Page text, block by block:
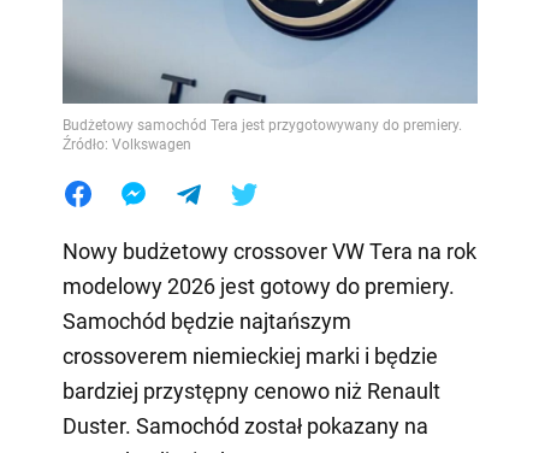
Budżetowy samochód Tera jest przygotowywany do premiery.
Źródło: Volkswagen
Nowy budżetowy crossover VW Tera na rok
modelowy 2026 jest gotowy do premiery.
Samochód będzie najtańszym
crossoverem niemieckiej marki i będzie
bardziej przystępny cenowo niż Renault
Duster. Samochód został pokazany na